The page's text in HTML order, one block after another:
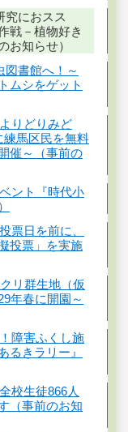
究におスス
戦－植物好き
お知らせ）
図書館へ！～
ムシをゲット
りどりみど
練馬区民を無料
催～（事前の
ント『時代小
票日を前に、
投票」を実施
リ群生地（仮
年春に開園～
障害ふくし施
るきラリー』
校生徒866人
（事前のお知